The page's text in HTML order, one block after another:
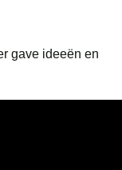
gave ideeën en